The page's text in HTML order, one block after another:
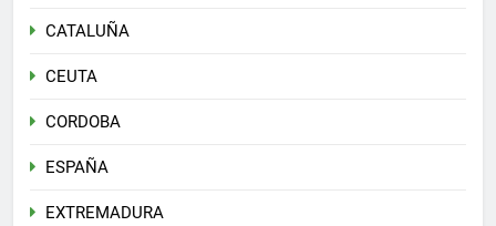
CATALUÑA
CEUTA
CORDOBA
ESPAÑA
EXTREMADURA